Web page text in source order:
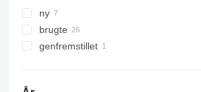
ny
brugte
genfremstillet